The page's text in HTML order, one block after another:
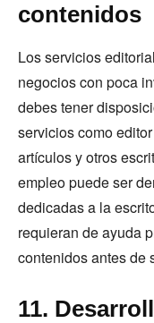
contenidos
Los servicios
negocios con poca
debes tener
servicios como
artículos y otros
empleo puede ser
dedicadas a la
requieran de ayuda
contenidos antes de
11.